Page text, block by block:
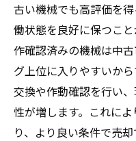
法
工場機械買取
古い機械でも
ント
中古機械買取
基準
古い機械でも高評価を
働状態を良好に保つこ
作確認済みの機械は中
グ上位に入りやすいか
交換や作動確認を行い
性が増します。これに
り、より良い条件で売